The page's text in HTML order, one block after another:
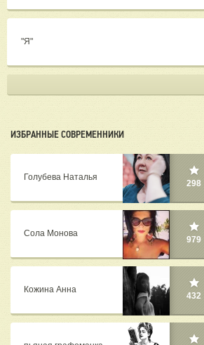
"Я"
ИЗБРАННЫЕ СОВРЕМЕННИКИ
Голубева Наталья
298
Сола Монова
979
Кожина Анна
432